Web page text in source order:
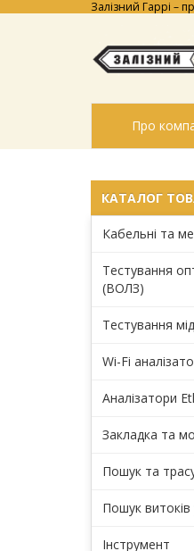
Залізний Гаррі –
Про
КАТАЛОГ
Кабельні та
Тестування
(ВОЛЗ)
Тестування
Wi-Fi
Аналізатори
Закладка та
Пошук та
Пошук
Інструмент